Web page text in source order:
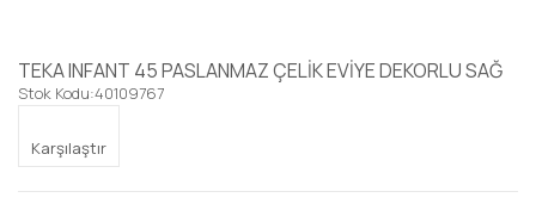
TEKA INFANT 45 PASLANMAZ ÇELİK EVİYE DEKORLU SAĞ
Stok Kodu:40109767
Karşılaştır